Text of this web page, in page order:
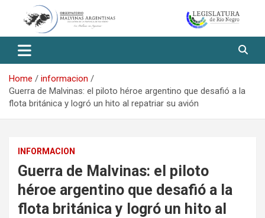
Observatorio Malvinas – Río
Negro
Home
informacion
Guerra de Malvinas: el piloto héroe argentino que desafió a la
flota británica y logró un hito al repatriar su avión
INFORMACION
Guerra de Malvinas: el piloto
héroe argentino que desafió a la
flota británica y logró un hito al